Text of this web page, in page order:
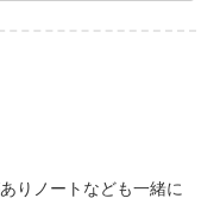
りノートなども一緒に